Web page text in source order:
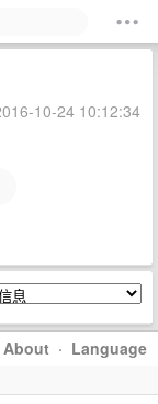
10-24 10:12:34
About · Language